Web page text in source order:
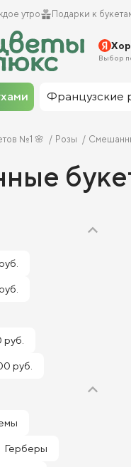
утро Подарки к
Выбор
Французские
№1 🌸 Розы
руб.
Герберы